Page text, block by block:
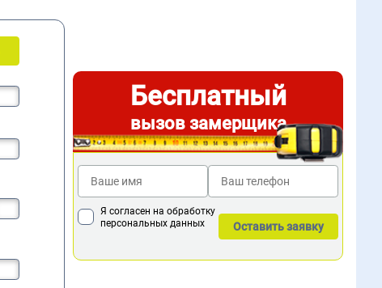
Бесплатный
вызов замерщика
Я согласен на обработку
персональных данных